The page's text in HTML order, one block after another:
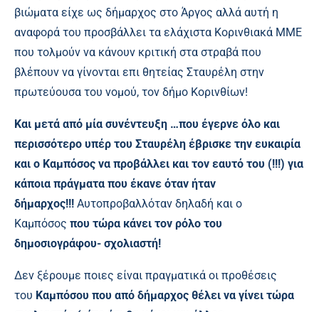
βιώματα είχε ως δήμαρχος στο Άργος αλλά αυτή η
αναφορά του προσβάλλει τα ελάχιστα Κορινθιακά ΜΜΕ
που τολμούν να κάνουν κριτική στα στραβά που
βλέπουν να γίνονται επι θητείας Σταυρέλη στην
πρωτεύουσα του νομού, τον δήμο Κορινθίων!
Και μετά από μία συνέντευξη …που έγερνε όλο και
περισσότερο υπέρ του Σταυρέλη έβρισκε την ευκαιρία
και ο Καμπόσος να προβάλλει και τον εαυτό του (!!!) για
κάποια πράγματα που έκανε όταν ήταν
δήμαρχος!!! Αυτοπροβαλλόταν δηλαδή και ο
Καμπόσος που τώρα κάνει τον ρόλο του
δημοσιογράφου- σχολιαστή!
Δεν ξέρουμε ποιες είναι πραγματικά οι προθέσεις
του Καμπόσου που από δήμαρχος θέλει να γίνει τώρα